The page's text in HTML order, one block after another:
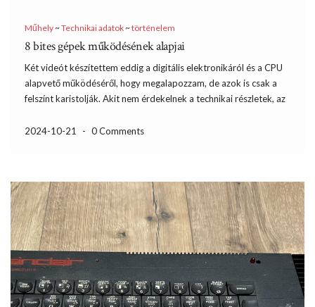
Műhely~Technikai adatok~történelem
8 bites gépek működésének alapjai
Két videót készítettem eddig a digitális elektronikáról és a CPU
alapvető működéséről, hogy megalapozzam, de azok is csak a
felszínt karistolják. Akit nem érdekelnek a technikai részletek, az
felében, de én így szeretek a hobbimmal foglalkozni, […]
2024-10-21 - 0 Comments